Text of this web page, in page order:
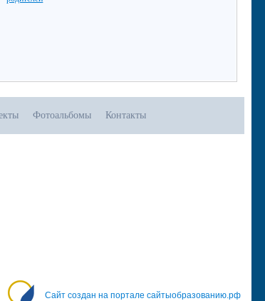
Фотоальбомы Контакты
Сайт создан на портале сайтыобразованию.рф